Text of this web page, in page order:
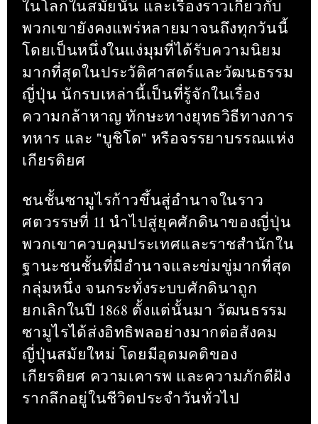
ในโลกในสมัยนั้น และเรื่องราวเกี่ยวกับ
พวกเขายังคงแพร่หลายมาจนถึงทุกวันนี้
โดยเป็นหนึ่งในแง่มุมที่ได้รับความนิยม
มากที่สุดในประวัติศาสตร์และวัฒนธรรม
ญี่ปุ่น นักรบเหล่านี้เป็นที่รู้จักในเรื่อง
ความกล้าหาญ ทักษะทางยุทธวิธีทางการ
ทหาร และ "บูชิโด" หรือจรรยาบรรณแห่ง
เกียรติยศ
ชนชั้นซามูไรก้าวขึ้นสู่อำนาจในราว
ศตวรรษที่ 11 นำไปสู่ยุคศักดินาของญี่ปุ่น
พวกเขาควบคุมประเทศและราชสำนักใน
ฐานะชนชั้นที่มีอำนาจและข่มขู่มากที่สุด
กลุ่มหนึ่ง จนกระทั่งระบบศักดินาถูก
ยกเลิกในปี 1868 ตั้งแต่นั้นมา วัฒนธรรม
ซามูไรได้ส่งอิทธิพลอย่างมากต่อสังคม
ญี่ปุ่นสมัยใหม่ โดยมีอุดมคติของ
เกียรติยศ ความเคารพ และความภักดีฝัง
รากลึกอยู่ในชีวิตประจำวันทั่วไป